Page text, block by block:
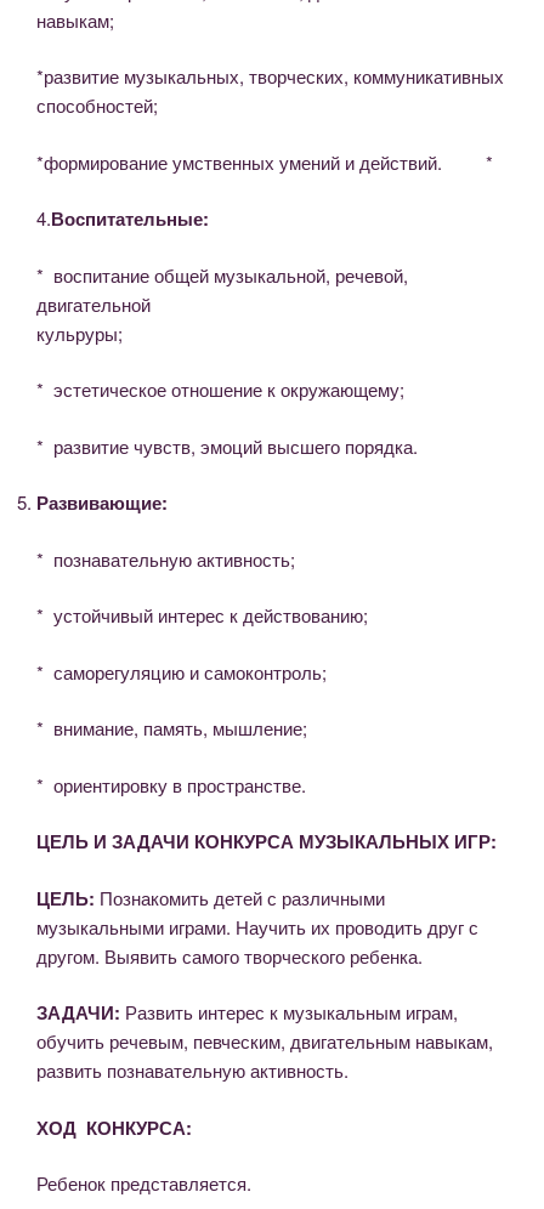
навыкам;
*развитие музыкальных, творческих, коммуникативных
способностей;
*формирование умственных умений и действий. *
4.Воспитательные:
* воспитание общей музыкальной, речевой,
двигательной
кульруры;
* эстетическое отношение к окружающему;
* развитие чувств, эмоций высшего порядка.
Развивающие:
* познавательную активность;
* устойчивый интерес к действованию;
* саморегуляцию и самоконтроль;
* внимание, память, мышление;
* ориентировку в пространстве.
ЦЕЛЬ И ЗАДАЧИ КОНКУРСА МУЗЫКАЛЬНЫХ ИГР:
ЦЕЛЬ: Познакомить детей с различными
музыкальными играми. Научить их проводить друг с
другом. Выявить самого творческого ребенка.
ЗАДАЧИ: Развить интерес к музыкальным играм,
обучить речевым, певческим, двигательным навыкам,
развить познавательную активность.
ХОД КОНКУРСА:
Ребенок представляется.